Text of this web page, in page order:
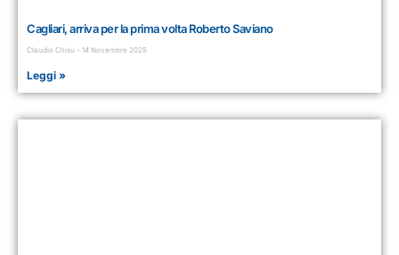
Cagliari, arriva per la prima volta Roberto Saviano
Claudio Chisu 14 Novembre 2025
Leggi »